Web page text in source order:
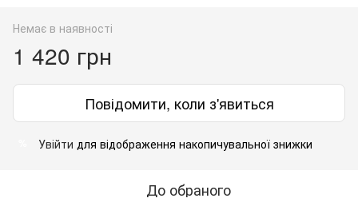
Немає в наявності
1 420 грн
Повідомити, коли з'явиться
Увійти для відображення накопичувальної знижки
До обраного